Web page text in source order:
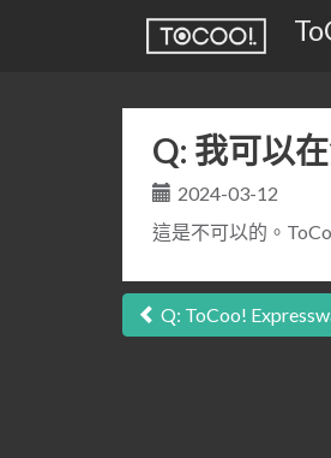
Q: 我可以
2024-03-12
這是不可以的。
文 Q: ToCoo!